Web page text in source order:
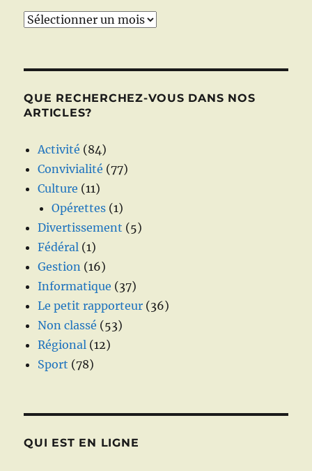
Archives
QUE RECHERCHEZ-VOUS DANS NOS
ARTICLES?
Activité (84)
Convivialité (77)
Culture (11)
Opérettes (1)
Divertissement (5)
Fédéral (1)
Gestion (16)
Informatique (37)
Le petit rapporteur (36)
Non classé (53)
Régional (12)
Sport (78)
QUI EST EN LIGNE